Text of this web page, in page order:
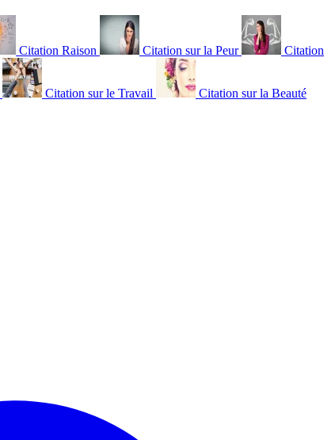
Citation Raison Citation sur la Peur Citation
Citation sur le Travail Citation sur la Beauté